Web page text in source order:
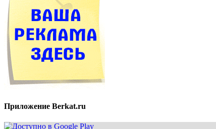
Приложение Berkat.ru